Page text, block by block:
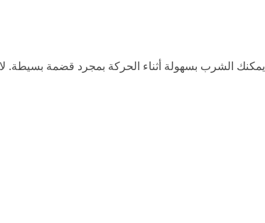
يمكنك الشرب بسهولة أثناء الحركة بمجرد قضمة بسيطة. لا